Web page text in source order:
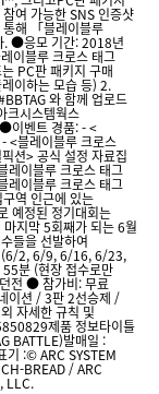
여 가능한 SNS 인증샷
해 「블레이블루
. ●응모 기간: 2018년
이블루 크로스 태그
PC판 패키지 구매
이하는 모습 등) 2.
와 함께 업로드
크시스템웍스
이벤트 경품: - <
<블레이블루 크로스
션> 공식 설정 자료집
이블루 크로스 태그
레이블루 크로스 태그
역 인근에 있는
예정된 정기대회는
지막 5회째가 되는 6월
들을 선발하여
(6/2, 6/9, 6/16, 6/23,
분 (현장 접수로만
전 ● 참가비: 무료
이션 / 3판 2선승제 /
자세한 규칙 및
제품 정보타이틀
BATTLE)발매일 :
기 :© ARC SYSTEM
BREAD / ARC
LLC.